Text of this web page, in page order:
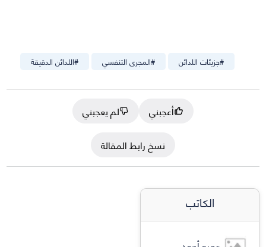
#اللدائن الدقيقة #المجرى التنفسي #جزيئات اللدائن
أعجبني
لم يعجبني
نسخ رابط المقالة
الكاتب